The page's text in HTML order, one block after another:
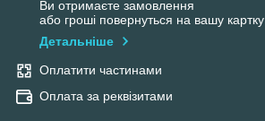
Ви отримаєте замовлення
або гроші повернуться на вашу картку
Детальніше
Оплатити частинами
Оплата за реквізитами